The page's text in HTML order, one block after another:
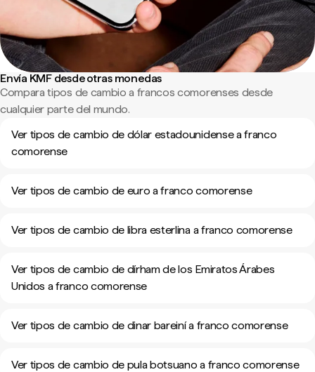
Envía KMF desde otras monedas
Compara tipos de cambio a francos comorenses desde
cualquier parte del mundo.
Ver tipos de cambio de dólar estadounidense a franco
comorense
Ver tipos de cambio de euro a franco comorense
Ver tipos de cambio de libra esterlina a franco comorense
Ver tipos de cambio de dírham de los Emiratos Árabes
Unidos a franco comorense
Ver tipos de cambio de dinar bareiní a franco comorense
Ver tipos de cambio de pula botsuano a franco comorense